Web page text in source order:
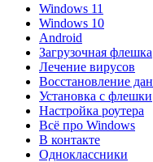
Windows 11
Windows 10
Android
Загрузочная флешка
Лечение вирусов
Восстановление
Установка с флешки
Настройка роутера
Всё про Windows
В контакте
Одноклассники